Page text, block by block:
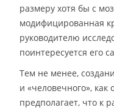
размеру хотя бы с
модифицированная
руководителю
поинтересуется его
Тем не менее,
и «человечного», как
предполагает, что к